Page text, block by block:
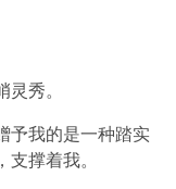
秀。
予我的是一种踏实
撑着我。